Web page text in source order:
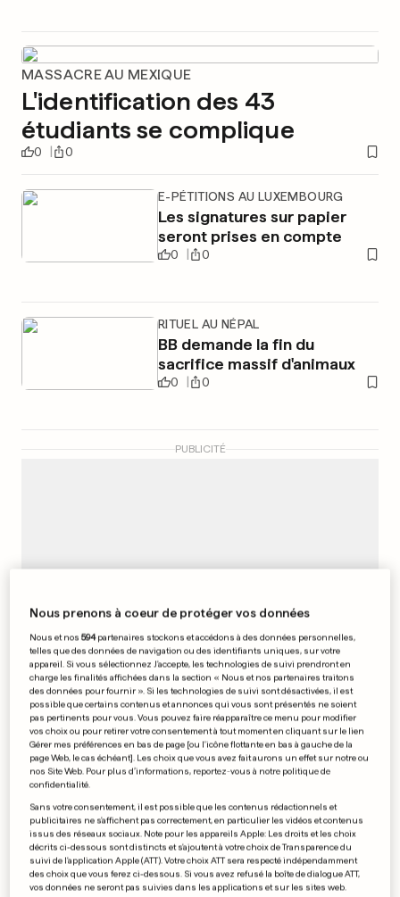
MASSACRE AU MEXIQUE
L'identification des 43
étudiants se complique
0 0
E-PÉTITIONS AU LUXEMBOURG
Les signatures sur papier
seront prises en compte
0 0
RITUEL AU NÉPAL
BB demande la fin du
sacrifice massif d'animaux
0 0
PUBLICITÉ
AFFAIRE LUPERTO
Accusé d'outrage public, l'élu
belge démissionne
0 0
PEINE DE COEUR
La gloire a ruiné le mariage
d'Emeli Sandé
Nous prenons à coeur de protéger vos données
Nous et nos594partenaires stockons et accédons à des données personnelles,
telles que des données de navigation ou des identifiants uniques, sur votre
appareil. Si vous sélectionnez J'accepte, les technologies de suivi prendront en
charge les finalités affichées dans la section « Nous et nos partenaires traitons
des données pour fournir ». Si les technologies de suivi sont désactivées, il est
possible que certains contenus et annonces qui vous sont présentés ne soient
pas pertinents pour vous. Vous pouvez faire réapparaître ce menu pour modifier
vos choix ou pour retirer votre consentement à tout moment en cliquant sur le lien
Gérer mes préférences en bas de page [ou l'icône flottante en bas à gauche de la
page Web, le cas échéant]. Les choix que vous avez fait aurons un effet sur notre ou
nos Site Web. Pour plus d’informations, reportez-vous à notre politique de
confidentialité.
Sans votre consentement, il est possible que les contenus rédactionnels et
publicitaires ne s'affichent pas correctement, en particulier les vidéos et contenus
issus des réseaux sociaux. Note pour les appareils Apple: Les droits et les choix
décrits ci-dessous sont distincts et s'ajoutent à votre choix de Transparence du
suivi de l'application Apple (ATT). Votre choix ATT sera respecté indépendamment
des choix que vous ferez ci-dessous. Si vous avez refusé la boîte de dialogue ATT,
vos données ne seront pas suivies dans les applications et sur les sites web.